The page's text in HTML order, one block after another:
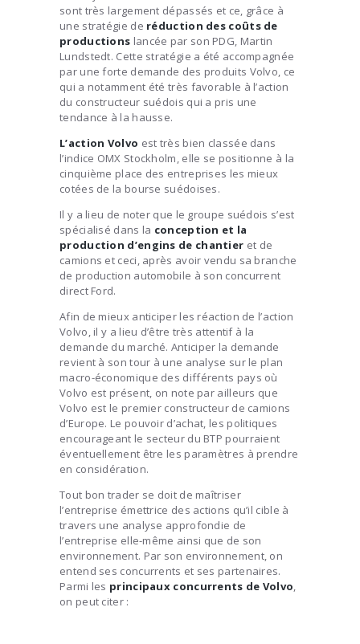
sont très largement dépassés et ce, grâce à
une stratégie de réduction des coûts de
productions lancée par son PDG, Martin
Lundstedt. Cette stratégie a été accompagnée
par une forte demande des produits Volvo, ce
qui a notamment été très favorable à l’action
du constructeur suédois qui a pris une
tendance à la hausse.
L’action Volvo est très bien classée dans
l’indice OMX Stockholm, elle se positionne à la
cinquième place des entreprises les mieux
cotées de la bourse suédoises.
Il y a lieu de noter que le groupe suédois s’est
spécialisé dans la conception et la
production d’engins de chantier et de
camions et ceci, après avoir vendu sa branche
de production automobile à son concurrent
direct Ford.
Afin de mieux anticiper les réaction de l’action
Volvo, il y a lieu d’être très attentif à la
demande du marché. Anticiper la demande
revient à son tour à une analyse sur le plan
macro-économique des différents pays où
Volvo est présent, on note par ailleurs que
Volvo est le premier constructeur de camions
d’Europe. Le pouvoir d’achat, les politiques
encourageant le secteur du BTP pourraient
éventuellement être les paramètres à prendre
en considération.
Tout bon trader se doit de maîtriser
l’entreprise émettrice des actions qu’il cible à
travers une analyse approfondie de
l’entreprise elle-même ainsi que de son
environnement. Par son environnement, on
entend ses concurrents et ses partenaires.
Parmi les principaux concurrents de Volvo,
on peut citer :